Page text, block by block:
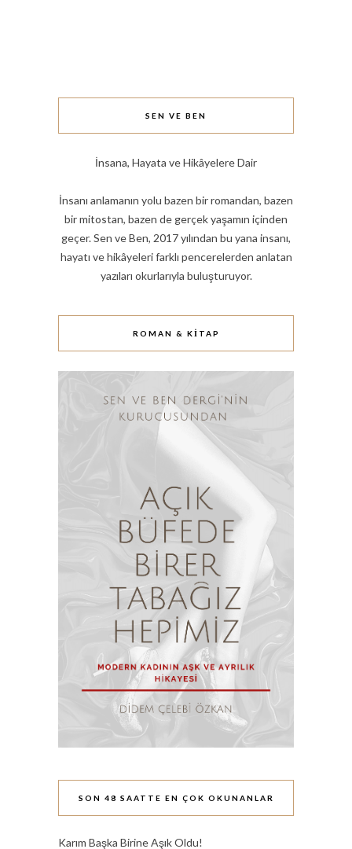
SEN VE BEN
İnsana, Hayata ve Hikâyelere Dair
İnsanı anlamanın yolu bazen bir romandan, bazen
bir mitostan, bazen de gerçek yaşamın içinden
geçer. Sen ve Ben, 2017 yılından bu yana insanı,
hayatı ve hikâyeleri farklı pencerelerden anlatan
yazıları okurlarıyla buluşturuyor.
ROMAN & KITAP
SON 48 SAATTE EN ÇOK OKUNANLAR
Karım Başka Birine Aşık Oldu!